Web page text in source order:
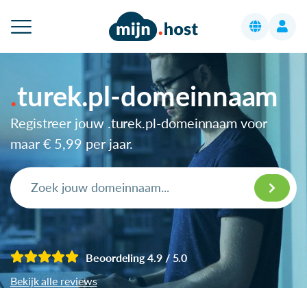
turek.pl-domeinnaam
Registreer jouw .turek.pl-domeinnaam voor
maar € 5,99 per jaar.
Beoordeling 4.9 / 5.0
Bekijk alle reviews